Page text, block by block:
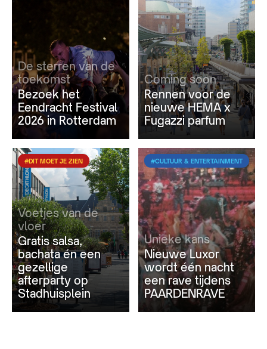
De sterren van de
toekomst
Bezoek het
Eendracht Festival
2026 in Rotterdam
Coming soon
Rennen voor de
nieuwe HEMA x
Fugazzi parfum
#DIT MOET JE ZIEN
Voetjes van de
vloer
Gratis salsa,
bachata én een
gezellige
afterparty op
Stadhuisplein
#CULTUUR & ENTERTAINMENT
Unieke kans
Nieuwe Luxor
wordt één nacht
een rave tijdens
PAARDENRAVE